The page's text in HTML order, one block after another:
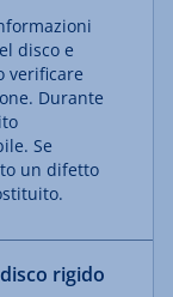
disco e
verificare
Durante
Se
un difetto
rigido